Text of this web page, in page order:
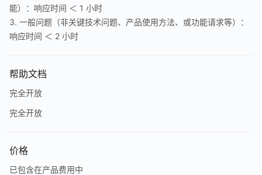
能）：响应时间 ＜ 1 小时
3. 一般问题（非关键技术问题、产品使用方法、或功能请求等）：
响应时间 ＜ 2 小时
帮助文档
完全开放
完全开放
价格
已包含在产品费用中